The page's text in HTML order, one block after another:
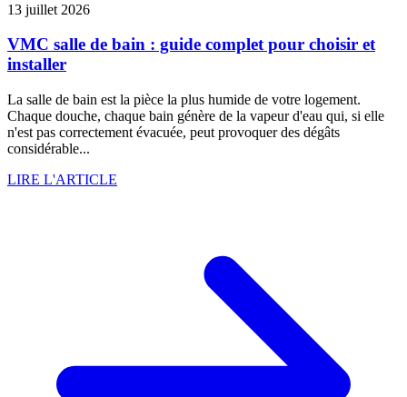
13 juillet 2026
VMC salle de bain : guide complet pour choisir et
installer
La salle de bain est la pièce la plus humide de votre logement.
Chaque douche, chaque bain génère de la vapeur d'eau qui, si elle
n'est pas correctement évacuée, peut provoquer des dégâts
considérable...
LIRE L'ARTICLE